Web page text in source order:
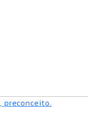
preconceito.